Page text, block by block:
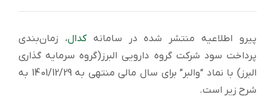
پیرو اطلاعیه منتشر شده در سامانهکدال، زمان‌بندی
پرداخت سود شرکت گروه دارویی البرز(گروه سرمایه گذاری
البرز) با نماد “والبر” برای سال مالی منتهی به 1401/12/29 به
شرح زیر است.